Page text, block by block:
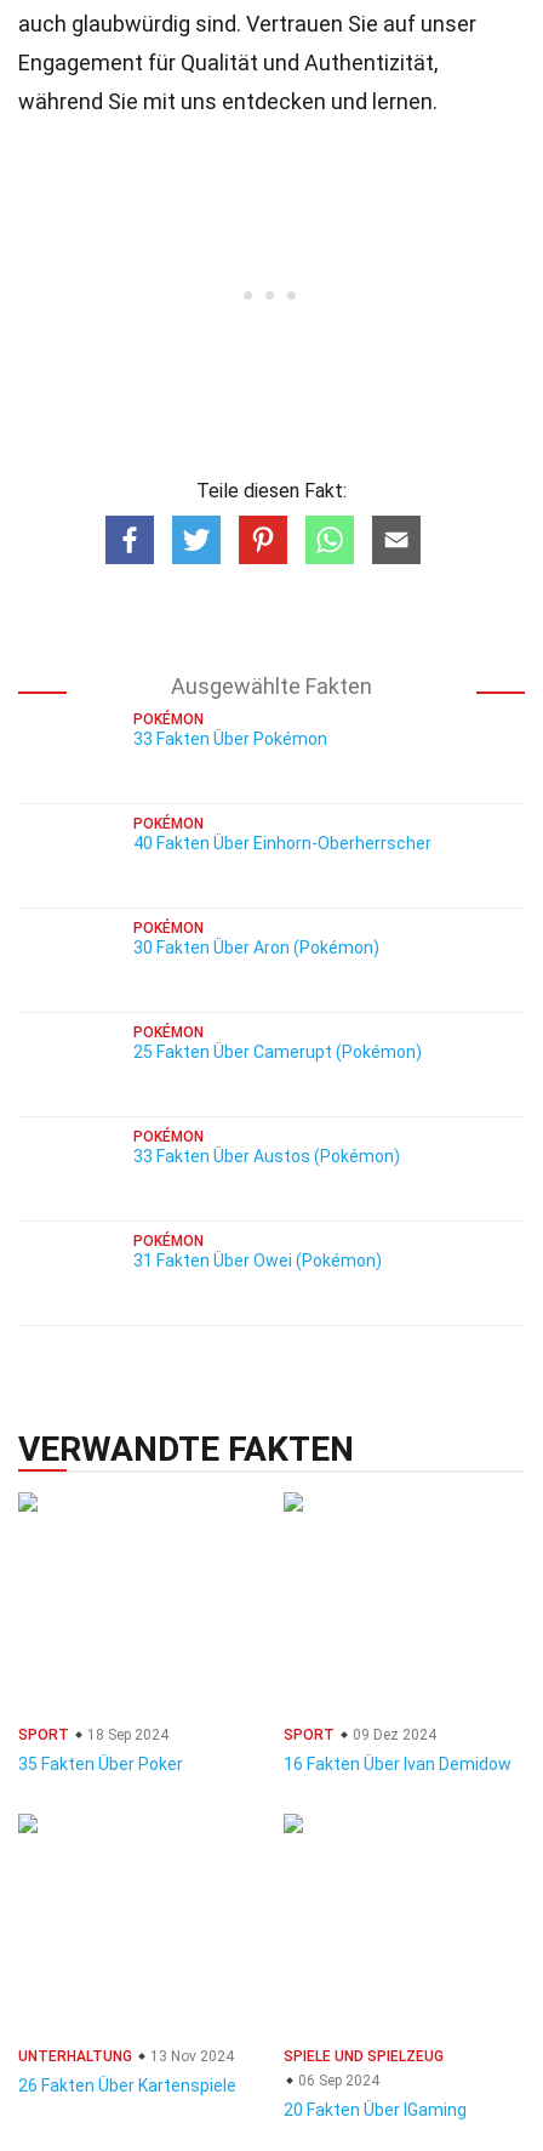
auch glaubwürdig sind. Vertrauen Sie auf unser
Engagement für Qualität und Authentizität,
während Sie mit uns entdecken und lernen.
Teile diesen Fakt:
Ausgewählte Fakten
POKÉMON
33 Fakten Über Pokémon
POKÉMON
40 Fakten Über Einhorn-Oberherrscher
POKÉMON
30 Fakten Über Aron (Pokémon)
POKÉMON
25 Fakten Über Camerupt (Pokémon)
POKÉMON
33 Fakten Über Austos (Pokémon)
POKÉMON
31 Fakten Über Owei (Pokémon)
VERWANDTE FAKTEN
SPORT 18 Sep 2024
35 Fakten Über Poker
SPORT 09 Dez 2024
16 Fakten Über Ivan Demidow
UNTERHALTUNG 13 Nov 2024
26 Fakten Über Kartenspiele
SPIELE UND SPIELZEUG
06 Sep 2024
20 Fakten Über IGaming